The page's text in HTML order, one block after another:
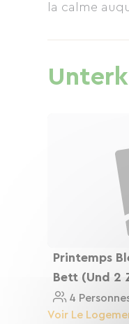
la calme
offrent relaxation et détente après un effort
possible de
Printemps
Bett (und 2
4
Voir Le